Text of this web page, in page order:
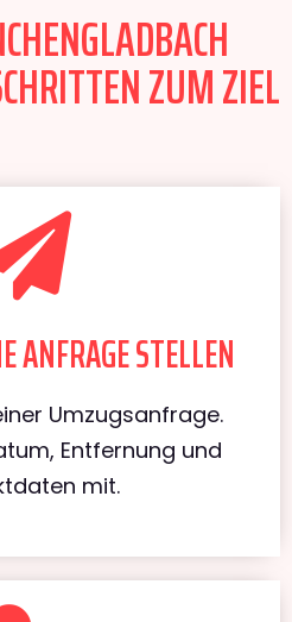
ZUM ZIEL
ANFRAGE STELLEN
Umzugsanfrage.
Entfernung und
mit.